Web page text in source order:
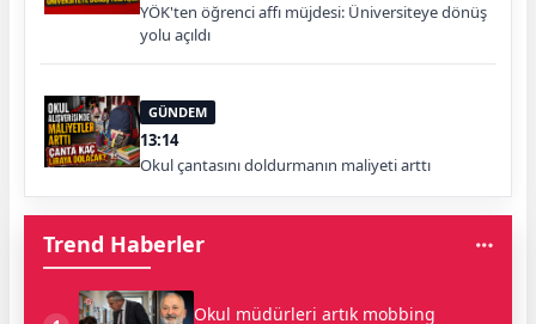
YÖK'ten öğrenci affı müjdesi: Üniversiteye dönüş
yolu açıldı
GÜNDEM
13:14
Okul çantasını doldurmanın maliyeti arttı
Trend Haberler
Okul müdürleri artık mobbing